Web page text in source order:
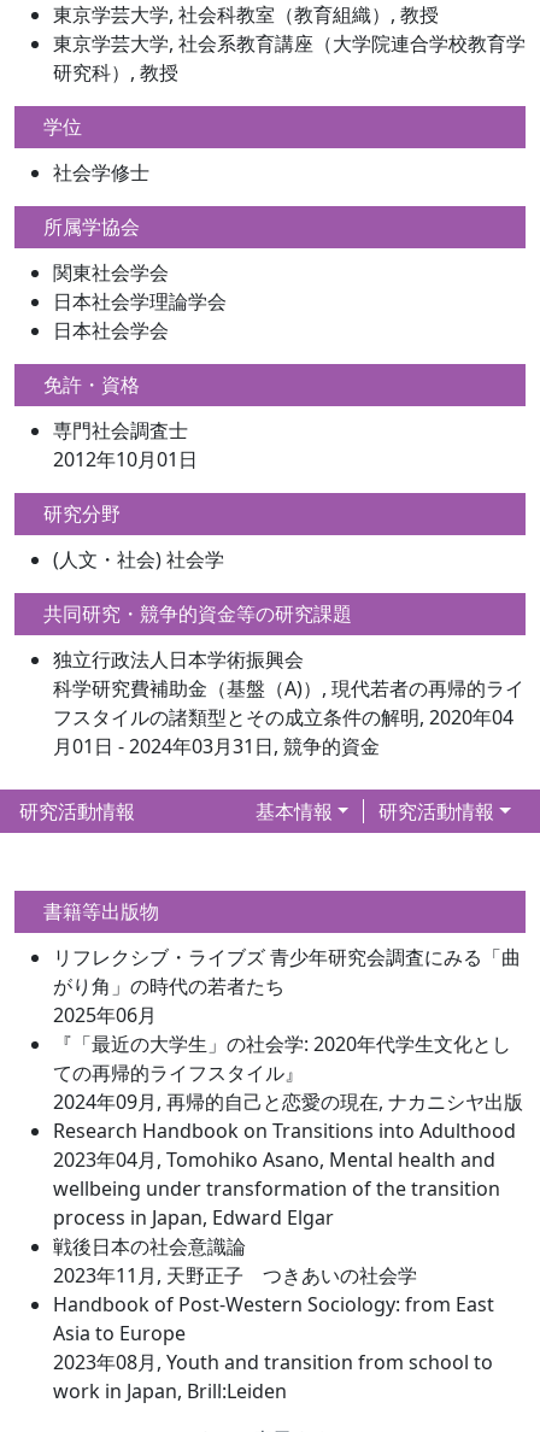
東京学芸大学, 社会科教室（教育組織）, 教授
東京学芸大学, 社会系教育講座（大学院連合学校教育学
研究科）, 教授
学位
社会学修士
所属学協会
関東社会学会
日本社会学理論学会
日本社会学会
免許・資格
専門社会調査士
2012年10月01日
研究分野
(人文・社会) 社会学
共同研究・競争的資金等の研究課題
独立行政法人日本学術振興会
科学研究費補助金（基盤（A)）, 現代若者の再帰的ライ
フスタイルの諸類型とその成立条件の解明, 2020年04
月01日 - 2024年03月31日, 競争的資金
研究活動情報 基本情報 研究活動情報
書籍等出版物
リフレクシブ・ライブズ 青少年研究会調査にみる「曲
がり角」の時代の若者たち
2025年06月
『「最近の大学生」の社会学: 2020年代学生文化とし
ての再帰的ライフスタイル』
2024年09月, 再帰的自己と恋愛の現在, ナカニシヤ出版
Research Handbook on Transitions into Adulthood
2023年04月, Tomohiko Asano, Mental health and
wellbeing under transformation of the transition
process in Japan, Edward Elgar
戦後日本の社会意識論
2023年11月, 天野正子 つきあいの社会学
Handbook of Post-Western Sociology: from East
Asia to Europe
2023年08月, Youth and transition from school to
work in Japan, Brill:Leiden